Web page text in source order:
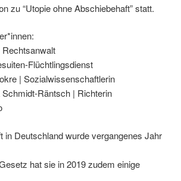
zu “Utopie ohne Abschiebehaft” statt.
Flüchtlingsdienst
| Sozialwissenschaftlerin
Schmidt-Räntsch | Richterin
in Deutschland wurde vergangenes Jahr
hat sie in 2019 zudem einige